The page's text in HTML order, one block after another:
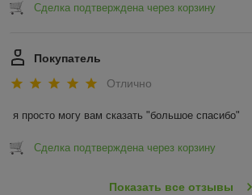
Сделка подтверждена через корзину
Покупатель
Отлично
я просто могу вам сказать "большое спасибо"
Сделка подтверждена через корзину
Показать все отзывы